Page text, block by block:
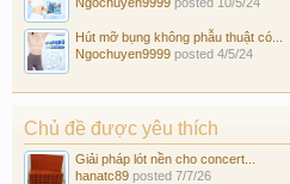
Hút mỡ bụng không phẫu thuật có...
Ngochuyen9999 posted 4/5/24
Chủ đề được yêu thích
Giải pháp lót nền cho concert...
hanatc89 posted 7/7/26